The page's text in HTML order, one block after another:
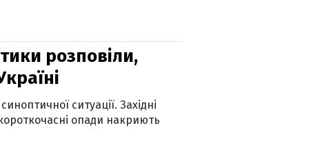
розповіли,
ситуації. Західні
опади накриють